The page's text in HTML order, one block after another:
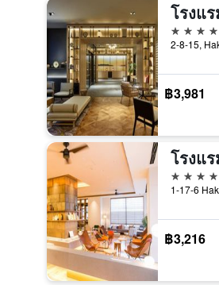
4 ดาว
฿3,981
4 ดาว
฿3,216